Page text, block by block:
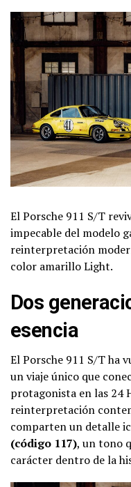
El Porsche 911 S/T
impecable del modelo
reinterpretación
color amarillo Light.
Dos
esencia
El Porsche 911 S/T ha
un viaje único que
protagonista en las 24
reinterpretación
comparten un detalle
(código 117), un tono
carácter dentro de la